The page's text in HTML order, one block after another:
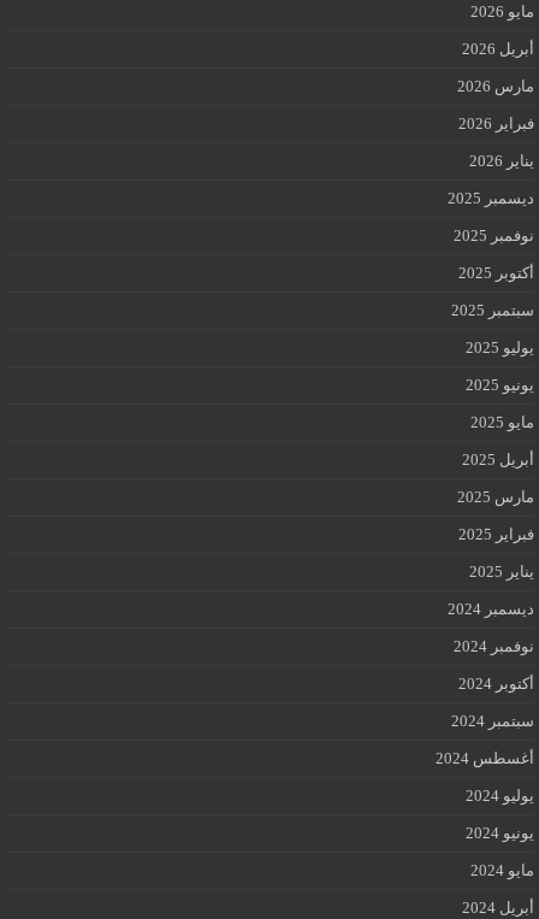
مايو 2026
أبريل 2026
مارس 2026
فبراير 2026
يناير 2026
ديسمبر 2025
نوفمبر 2025
أكتوبر 2025
سبتمبر 2025
يوليو 2025
يونيو 2025
مايو 2025
أبريل 2025
مارس 2025
فبراير 2025
يناير 2025
ديسمبر 2024
نوفمبر 2024
أكتوبر 2024
سبتمبر 2024
أغسطس 2024
يوليو 2024
يونيو 2024
مايو 2024
أبريل 2024